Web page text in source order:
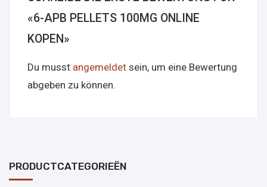
«6-APB PELLETS 100MG ONLINE
KOPEN»
Du musst angemeldet sein, um eine Bewertung
abgeben zu können.
PRODUCTCATEGORIEËN